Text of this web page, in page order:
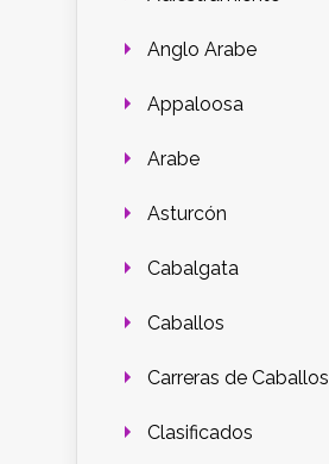
Anglo Arabe
Appaloosa
Arabe
Asturcón
Cabalgata
Caballos
Carreras de Caballos
Clasificados